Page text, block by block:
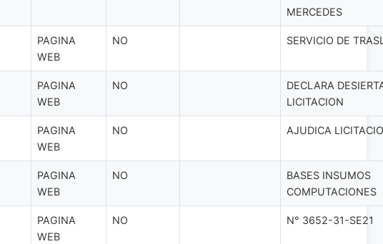
MERCEDES
PAGINA
WEB
NO SERVICIO DE
PAGINA
WEB
NO
DECLARA
LICITACION
PAGINA
WEB
NO AJUDICA
PAGINA
WEB
NO
BASES INSUMOS
COMPUTACIONES
PAGINA
WEB
NO N° 3652-31-SE21